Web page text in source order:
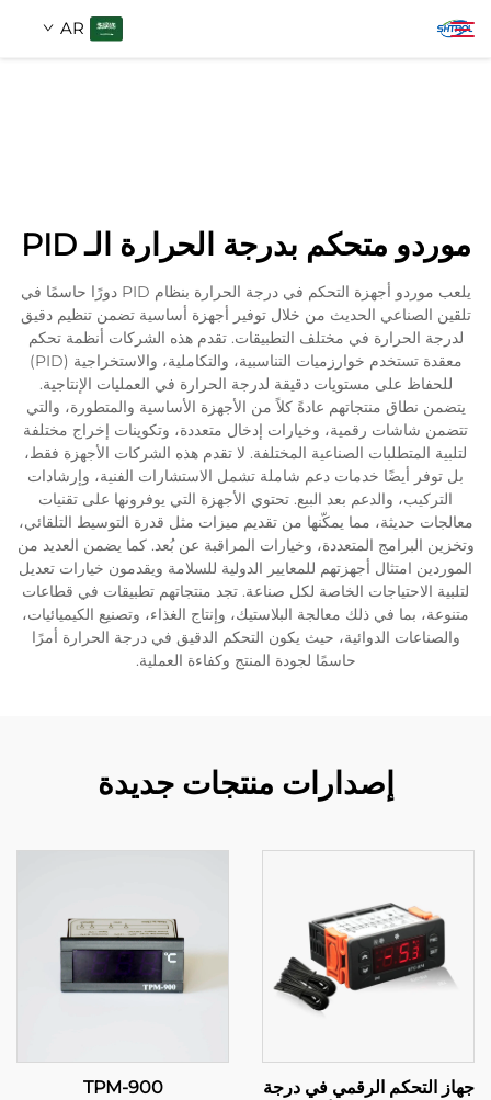
AR
اتصل بنا
موردو متحكم بدرجة الحرارة الـ PID
يلعب موردو أجهزة التحكم في درجة الحرارة بنظام PID دورًا حاسمًا في
تلقين الصناعي الحديث من خلال توفير أجهزة أساسية تضمن تنظيم دقيق
لدرجة الحرارة في مختلف التطبيقات. تقدم هذه الشركات أنظمة تحكم
معقدة تستخدم خوارزميات التناسبية، والتكاملية، والاستخراجية (PID)
للحفاظ على مستويات دقيقة لدرجة الحرارة في العمليات الإنتاجية.
يتضمن نطاق منتجاتهم عادةً كلاً من الأجهزة الأساسية والمتطورة، والتي
تتضمن شاشات رقمية، وخيارات إدخال متعددة، وتكوينات إخراج مختلفة
لتلبية المتطلبات الصناعية المختلفة. لا تقدم هذه الشركات الأجهزة فقط،
بل توفر أيضًا خدمات دعم شاملة تشمل الاستشارات الفنية، وإرشادات
التركيب، والدعم بعد البيع. تحتوي الأجهزة التي يوفرونها على تقنيات
معالجات حديثة، مما يمكّنها من تقديم ميزات مثل قدرة التوسيط التلقائي،
وتخزين البرامج المتعددة، وخيارات المراقبة عن بُعد. كما يضمن العديد من
الموردين امتثال أجهزتهم للمعايير الدولية للسلامة ويقدمون خيارات تعديل
لتلبية الاحتياجات الخاصة لكل صناعة. تجد منتجاتهم تطبيقات في قطاعات
متنوعة، بما في ذلك معالجة البلاستيك، وإنتاج الغذاء، وتصنيع الكيميائيات،
والصناعات الدوائية، حيث يكون التحكم الدقيق في درجة الحرارة أمرًا
حاسمًا لجودة المنتج وكفاءة العملية.
إصدارات منتجات جديدة
جهاز التحكم الرقمي في درجة
TPM-900